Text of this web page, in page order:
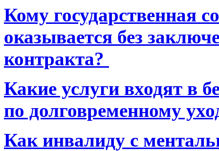
Кому государственная
оказывается без
контракта?
Какие услуги входят в
по долговременному
Как инвалиду с